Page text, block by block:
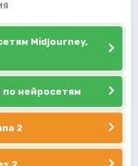
Midjourney,
нейросетям
2